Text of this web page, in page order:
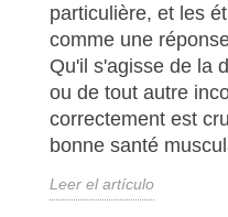
particulière, et les
comme une
Qu'il s'agisse de la
ou de tout autre
correctement est
bonne santé
Leer el artículo